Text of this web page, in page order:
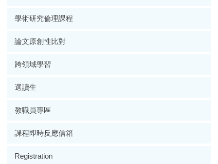
學術研究倫理課程
論文原創性比對
跨領域學習
選讀生
教職員專區
課程即時反應信箱
Registration